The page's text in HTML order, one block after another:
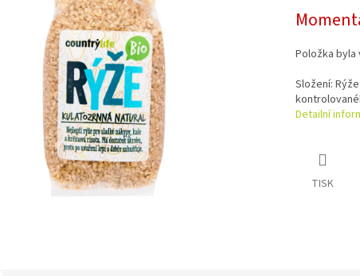
hvězdiček.
cena:
Položka
Složení:
Detailní
TISK